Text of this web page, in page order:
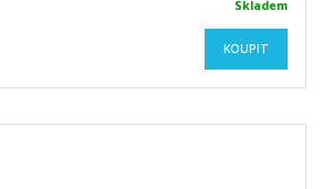
Skladem
KOUPIT